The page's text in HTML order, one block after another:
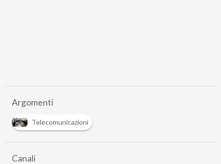
Argomenti
Telecomunicazioni
Canali